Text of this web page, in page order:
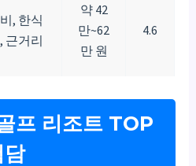
, 한식
근거리
약 42
만~62
만 원
4.6
프 리조트 TOP
담